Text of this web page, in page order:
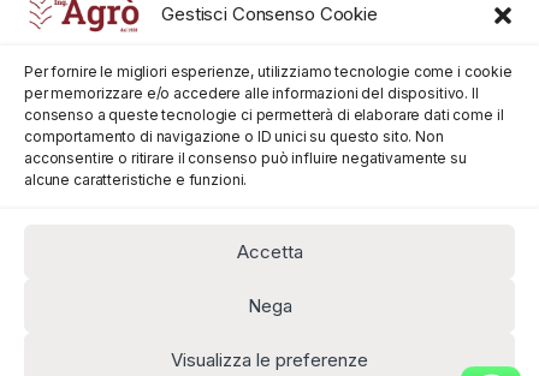
Gestisci Consenso Cookie
Per fornire le migliori esperienze, utilizziamo tecnologie come i cookie
per memorizzare e/o accedere alle informazioni del dispositivo. Il
consenso a queste tecnologie ci permetterà di elaborare dati come il
comportamento di navigazione o ID unici su questo sito. Non
acconsentire o ritirare il consenso può influire negativamente su
alcune caratteristiche e funzioni.
Accetta
Nega
Visualizza le preferenze